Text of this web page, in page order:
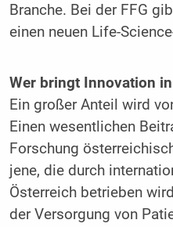
Branche. Bei der FFG
einen neuen Life-
Wer bringt Innovation
Ein großer Anteil wird
Einen wesentlichen
Forschung
jene, die durch
Österreich betrieben
der Versorgung von